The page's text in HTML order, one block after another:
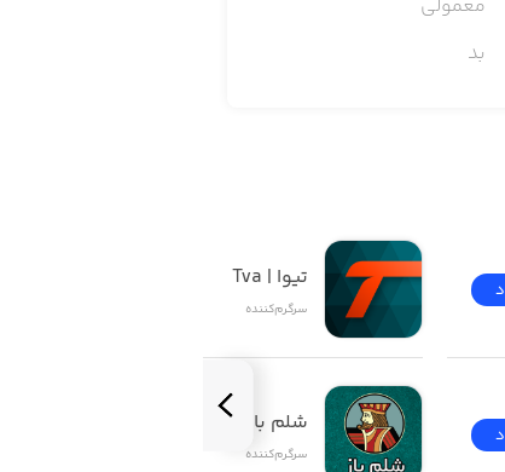
معمولی
بد
تیوا | Tva
سرگرم‌کننده
شلم باز | ShelemBaz
سرگرم‌کننده